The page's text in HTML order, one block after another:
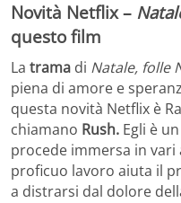
Novità Netflix –
questo film
La trama di Natale, folle
piena di amore e
questa novità Netflix è
chiamano Rush. Egli è
procede immersa in vari
proficuo lavoro aiuta il
a distrarsi dal dolore